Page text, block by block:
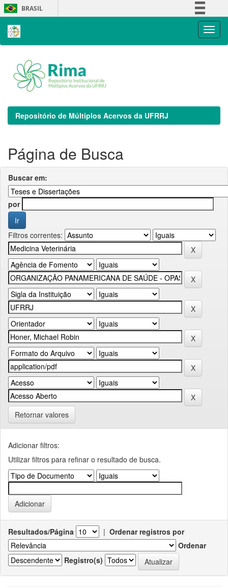
Skip
navigation
BRASIL
Repositório de Múltiplos Acervos da UFRRJ
Página de Busca
Buscar em:
por
Filtros correntes:
Retornar valores
Adicionar filtros:
Utilizar filtros para refinar o resultado de busca.
Resultados/Página | Ordenar registros por
Ordenar
Registro(s)